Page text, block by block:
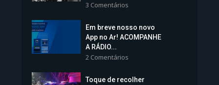
Vice-Prefeita Sheila Lemos
tomará posse nesta...
1.101 Modos de exibição
3 Comentários
Em breve nosso novo
App no Ar! ACOMPANHE
A RÁDIO...
2 Comentários
Toque de recolher